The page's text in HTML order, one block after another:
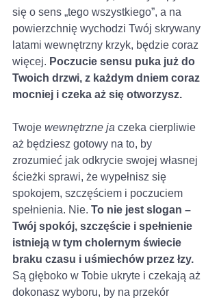
się o sens „tego wszystkiego”, a na
powierzchnię wychodzi Twój skrywany
latami wewnętrzny krzyk, będzie coraz
więcej. Poczucie sensu puka już do
Twoich drzwi, z każdym dniem coraz
mocniej i czeka aż się otworzysz.
Twoje wewnętrzne ja czeka cierpliwie
aż będziesz gotowy na to, by
zrozumieć jak odkrycie swojej własnej
ścieżki sprawi, że wypełnisz się
spokojem, szczęściem i poczuciem
spełnienia. Nie. To nie jest slogan –
Twój spokój, szczęście i spełnienie
istnieją w tym cholernym świecie
braku czasu i uśmiechów przez łzy.
Są głęboko w Tobie ukryte i czekają aż
dokonasz wyboru, by na przekór